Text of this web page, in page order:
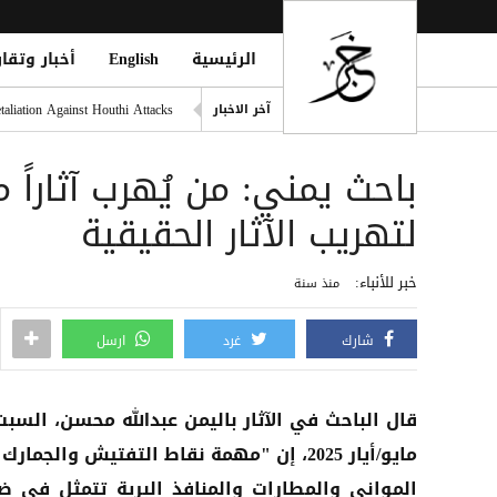
الرئيسية English أخبار
آخر الاخبار
Against Houthi Attacks
اليونان تنقذ عشرات
الدفاع اليمنية: القوات
فينيسيوس يمدد عقده مع ريال
باحث يمني: من يُهرب آثاراً
لتهريب الآثار الحقيقية
خبر للأنباء: منذ سنة
شارك غرد ارسل
مايو/أيار 2025، إن "مهمة نقاط التفتيش
المواني والمطارات والمنافذ البرية تتمثل في